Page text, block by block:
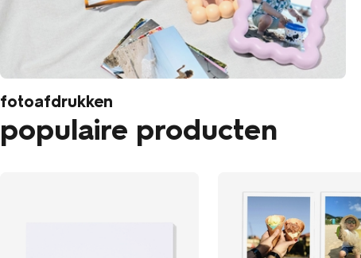
fotoafdrukken
populaire producten